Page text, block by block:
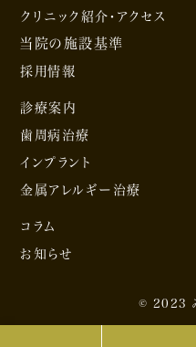
クリニック紹介・アクセス
当院の施設基準
採用情報
診療案内
歯周病治療
インプラント
金属アレルギー治療
コラム
お知らせ
© 2023